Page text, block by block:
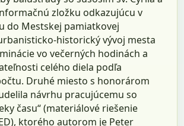
zložku odkazujúcu v
do Mestskej pamiatkovej
historický vývoj mesta
vo večerných hodinách a
celého diela podľa
Druhé miesto s honorárom
návrhu pracujúcemu so
času“ (materiálové riešenie
ktorého autorom je Peter